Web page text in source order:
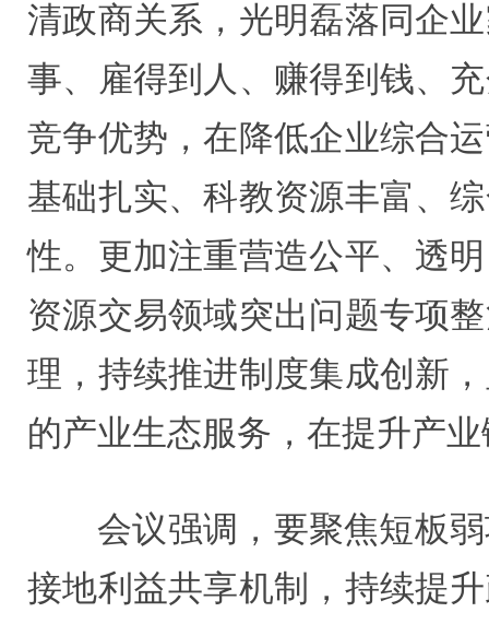
清政商关系，光明磊落同企
事、雇得到人、赚得到钱、
竞争优势，在降低企业综合
基础扎实、科教资源丰富、
性。更加注重营造公平、透
资源交易领域突出问题专项
理，持续推进制度集成创新
的产业生态服务，在提升产
会议强调，要聚焦短板
接地利益共享机制，持续提